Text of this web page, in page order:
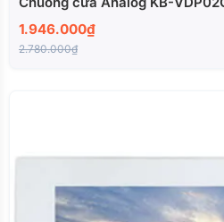
1.946.000₫
2.780.000₫